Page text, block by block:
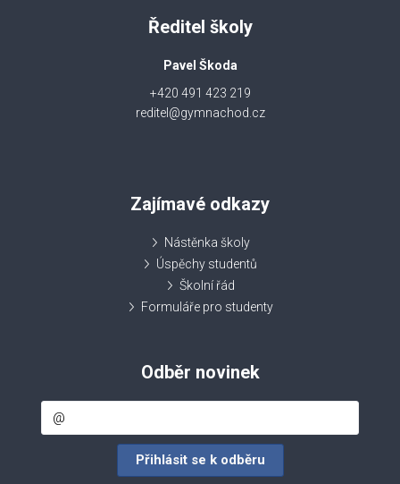
Ředitel školy
Pavel Škoda
+420 491 423 219
reditel@gymnachod.cz
Zajímavé odkazy
Nástěnka školy
Úspěchy studentů
Školní řád
Formuláře pro studenty
Odběr novinek